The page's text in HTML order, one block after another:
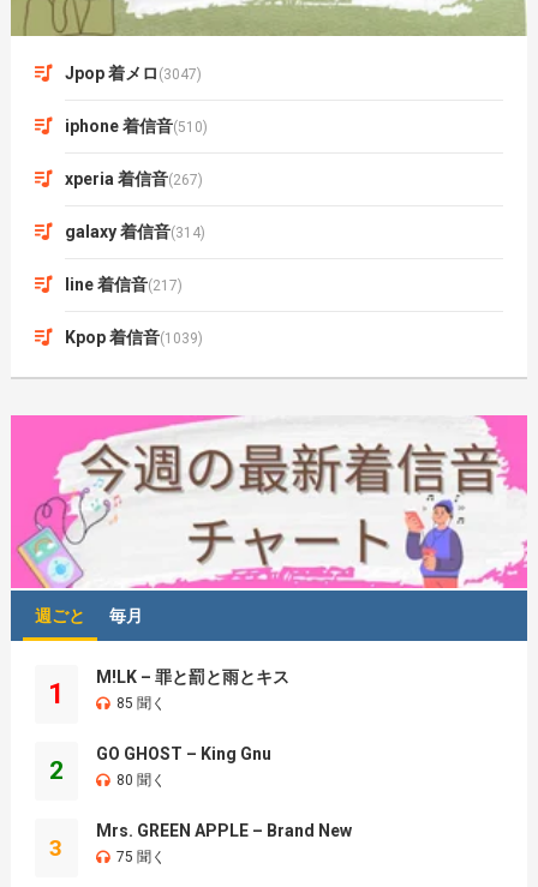
Jpop 着メロ (3047)
iphone 着信音(510)
xperia 着信音(267)
galaxy 着信音(314)
line 着信音(217)
Kpop 着信音(1039)
週ごと 毎月
1
M!LK – 罪と罰と雨とキス
85 聞く
2
GO GHOST – King Gnu
80 聞く
3
Mrs. GREEN APPLE – Brand New
75 聞く